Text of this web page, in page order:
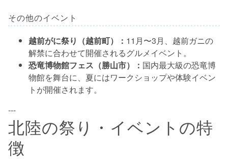
その他のイベント
越前がに祭り（越前町）： 11月〜3月、越前ガニの
解禁に合わせて開催されるグルメイベント。
恐竜博物館フェス（勝山市）： 国内最大級の恐竜博
物館を舞台に、夏にはワークショップや体験イベン
トが開催されます。
---
北陸の祭り・イベントの特
徴